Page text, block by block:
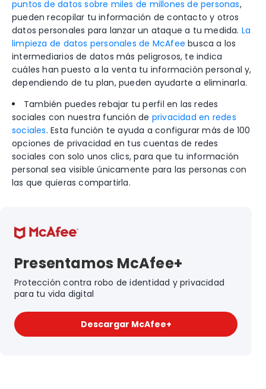
puntos de datos sobre miles de millones de personas,
pueden recopilar tu información de contacto y otros
datos personales para lanzar un ataque a tu medida. La
limpieza de datos personales de McAfee busca a los
intermediarios de datos más peligrosos, te indica
cuáles han puesto a la venta tu información personal y,
dependiendo de tu plan, pueden ayudarte a eliminarla.
También puedes rebajar tu perfil en las redes
sociales con nuestra función de privacidad en redes
sociales. Esta función te ayuda a configurar más de 100
opciones de privacidad en tus cuentas de redes
sociales con solo unos clics, para que tu información
personal sea visible únicamente para las personas con
las que quieras compartirla.
Presentamos McAfee+
Protección contra robo de identidad y privacidad
para tu vida digital
Descargar McAfee+